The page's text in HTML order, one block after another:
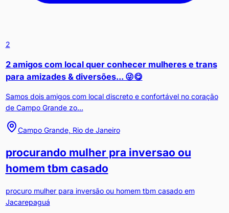
2
2 amigos com local quer conhecer mulheres e trans
para amizades & diversões... 😜😋
Samos dois amigos com local discreto e confortável no coração
de Campo Grande zo...
Campo Grande, Rio de Janeiro
procurando mulher pra inversao ou
homem tbm casado
procuro mulher para inversão ou homem tbm casado em
Jacarepaguá